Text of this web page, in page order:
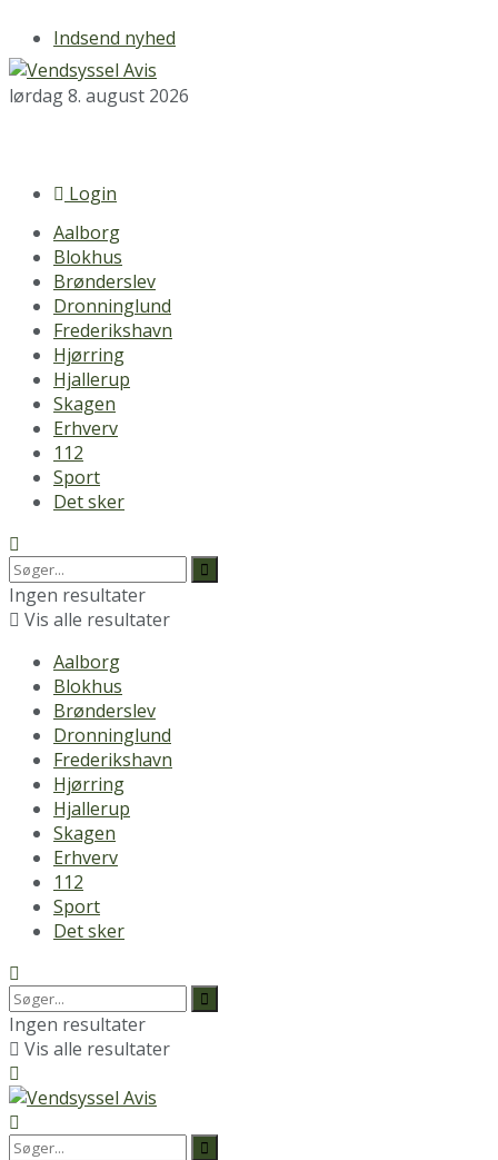
Indsend nyhed
lørdag 8. august 2026
Login
Aalborg
Blokhus
Brønderslev
Dronninglund
Frederikshavn
Hjørring
Hjallerup
Skagen
Erhverv
112
Sport
Det sker
Ingen resultater
Vis alle resultater
Aalborg
Blokhus
Brønderslev
Dronninglund
Frederikshavn
Hjørring
Hjallerup
Skagen
Erhverv
112
Sport
Det sker
Ingen resultater
Vis alle resultater